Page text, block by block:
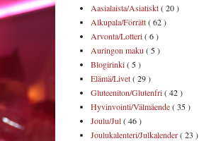
Aasialaista/Asiatiskt( 20 )
Alkupala/Förrätt( 62 )
Arvonta/Lotteri( 6 )
Auringon maku ( 5 )
Blogirinki( 5 )
Elämä/Livet( 29 )
Gluteeniton/Glutenfri( 42 )
Hyvinvointi/Välmående( 35 )
Joulu/Jul( 46 )
Joulukalenteri/Julkalender( 23 )